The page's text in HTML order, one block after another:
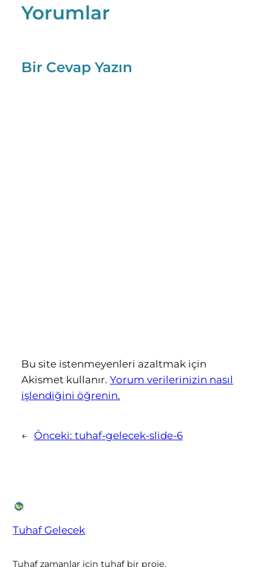
Yorumlar
Bir Cevap Yazın
Bu site istenmeyenleri azaltmak için
Akismet kullanır. Yorum verilerinizin nasıl
işlendiğini öğrenin.
← Önceki: tuhaf-gelecek-slide-6
Tuhaf Gelecek
Tuhaf zamanlar için tuhaf bir proje.